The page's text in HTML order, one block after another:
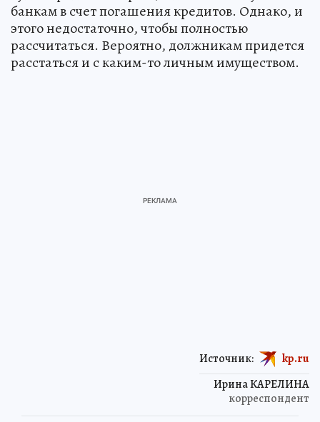
банкам в счет погашения кредитов. Однако, и
этого недостаточно, чтобы полностью
рассчитаться. Вероятно, должникам придется
расстаться и с каким-то личным имуществом.
Ирина КАРЕЛИНА
корреспондент
Источник: kp.ru